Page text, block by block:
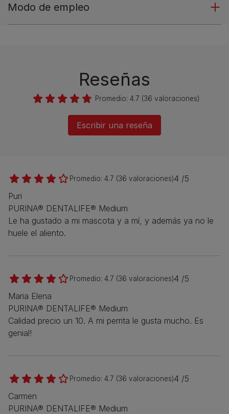
Modo de empleo
Reseñas
Promedio: 4.7 (36 valoraciones)
Escribir una reseña
Promedio: 4.7 (36 valoraciones)4 /5
Puri
PURINA® DENTALIFE® Medium
Le ha gustado a mi mascota y a mí, y además ya no le
huele el aliento.
Promedio: 4.7 (36 valoraciones)4 /5
Maria Elena
PURINA® DENTALIFE® Medium
Calidad precio un 10. A mi perrita le gusta mucho. Es
genial!
Promedio: 4.7 (36 valoraciones)4 /5
Carmen
PURINA® DENTALIFE® Medium